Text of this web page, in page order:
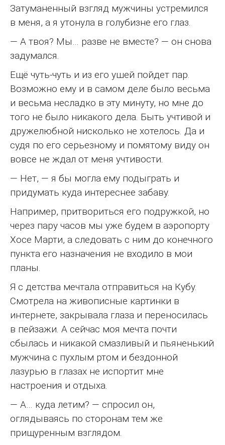
Затуманенный взгляд мужчины устремился
в меня, а я утонула в голубизне его глаз.
— А твоя? Мы… разве не вместе? — он снова
задумался.
Ещё чуть-чуть и из его ушей пойдет пар.
Возможно ему и в самом деле было весьма
и весьма несладко в эту минуту, но мне до
того не было никакого дела. Быть учтивой и
дружелюбной нисколько не хотелось. Да и
судя по его серьезному и помятому виду он
вовсе не ждал от меня учтивости.
— Нет, — я бы могла ему подыграть и
придумать куда интереснее забаву.
Например, притвориться его подружкой, но
через пару часов мы уже будем в аэропорту
Хосе Марти, а следовать с ним до конечного
пункта его назначения не входило в мои
планы.
Я с детства мечтала отправиться на Кубу.
Смотрела на живописные картинки в
интернете, закрывала глаза и переносилась
в пейзажи. А сейчас моя мечта почти
сбылась и никакой смазливый и пьяненький
мужчина с пухлым ртом и бездонной
лазурью в глазах не испортит мне
настроения и отдыха.
— А… куда летим? — спросил он,
оглядываясь по сторонам тем же
прищуренным взглядом.